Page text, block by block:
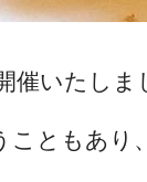
催いたしま
こともあり